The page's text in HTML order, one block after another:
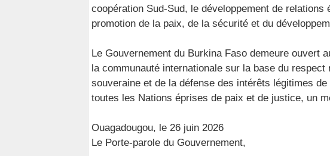
coopération Sud-Sud, le développement de
promotion de la paix, de la sécurité et du
Le Gouvernement du Burkina Faso demeure ouvert
la communauté internationale sur la base du
souveraine et de la défense des intérêts légitimes
toutes les Nations éprises de paix et de justice, un
Ouagadougou, le 26 juin 2026
Le Porte-parole du Gouvernement,